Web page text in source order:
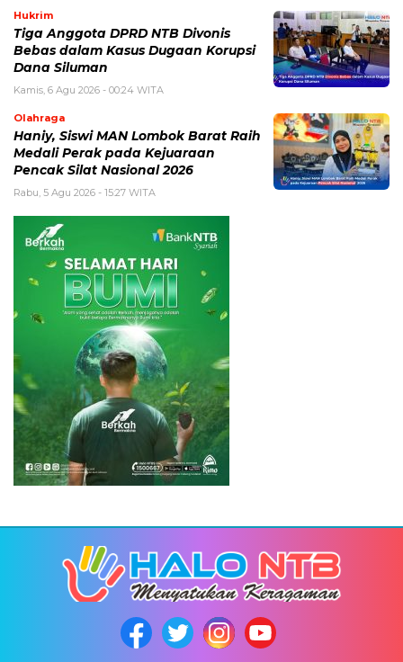
Hukrim
Tiga Anggota DPRD NTB Divonis
Bebas dalam Kasus Dugaan Korupsi
Dana Siluman
Kamis, 6 Agu 2026 - 00:24 WITA
Olahraga
Haniy, Siswi MAN Lombok Barat Raih
Medali Perak pada Kejuaraan
Pencak Silat Nasional 2026
Rabu, 5 Agu 2026 - 15:27 WITA